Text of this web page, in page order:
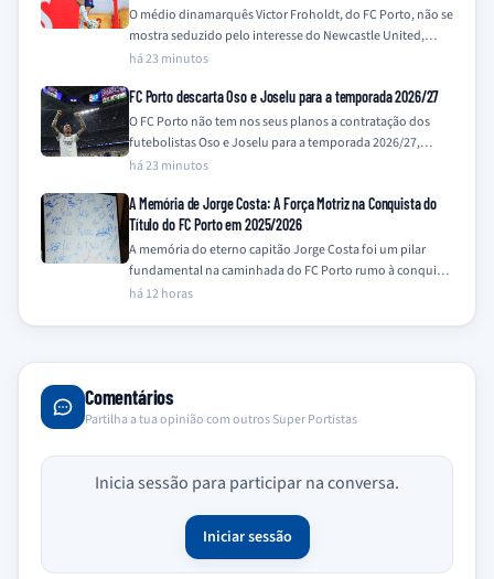
O médio dinamarquês Victor Froholdt, do FC Porto, não se
mostra seduzido pelo interesse do Newcastle United,
mantendo-se focado no seu compromisso…
há 23 minutos
FC Porto descarta Oso e Joselu para a temporada 2026/27
O FC Porto não tem nos seus planos a contratação dos
futebolistas Oso e Joselu para a temporada 2026/27,
contrariando recentes especulações…
há 23 minutos
A Memória de Jorge Costa: A Força Motriz na Conquista do
Título do FC Porto em 2025/2026
A memória do eterno capitão Jorge Costa foi um pilar
fundamental na caminhada do FC Porto rumo à conquista
do título da…
há 12 horas
Comentários
Partilha a tua opinião com outros Super Portistas
Inicia sessão para participar na conversa.
Iniciar sessão